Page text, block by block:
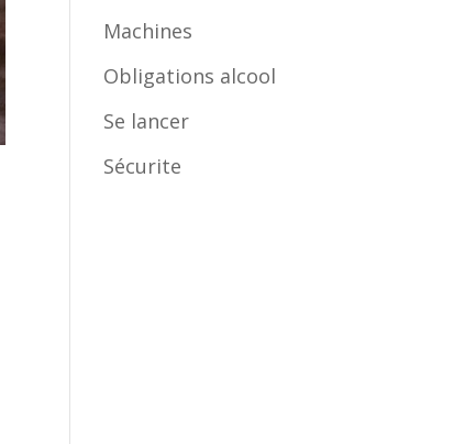
Machines
Obligations alcool
Se lancer
Sécurite